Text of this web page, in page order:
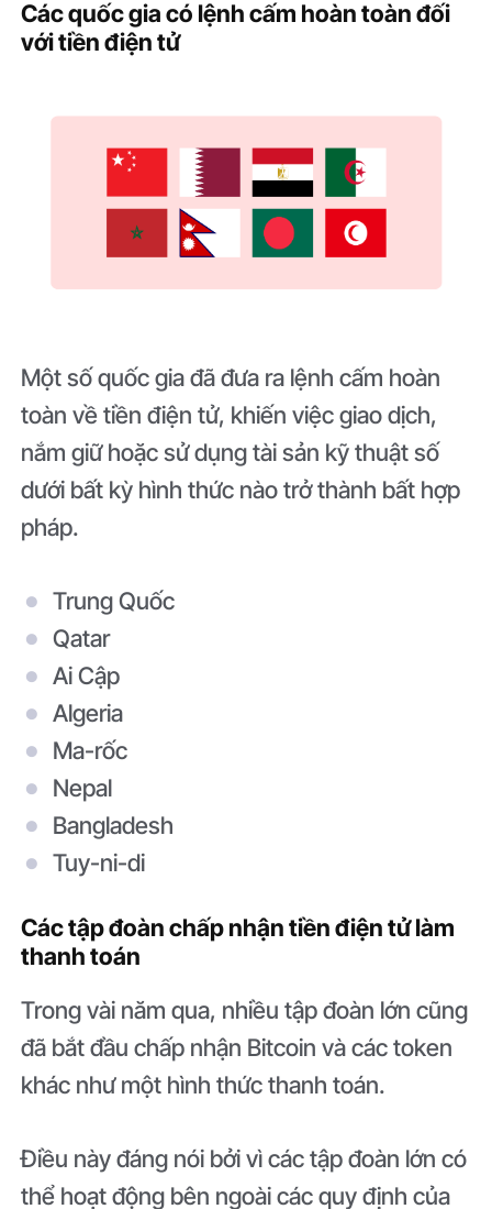
Các quốc gia có lệnh cấm hoàn toàn đối
với tiền điện tử
Một số quốc gia đã đưa ra lệnh cấm hoàn
toàn về tiền điện tử, khiến việc giao dịch,
nắm giữ hoặc sử dụng tài sản kỹ thuật số
dưới bất kỳ hình thức nào trở thành bất hợp
pháp.
Trung Quốc
Qatar
Ai Cập
Algeria
Ma-rốc
Nepal
Bangladesh
Tuy-ni-di
Các tập đoàn chấp nhận tiền điện tử làm
thanh toán
Trong vài năm qua, nhiều tập đoàn lớn cũng
đã bắt đầu chấp nhận Bitcoin và các token
khác như một hình thức thanh toán.
Điều này đáng nói bởi vì các tập đoàn lớn có
thể hoạt động bên ngoài các quy định của